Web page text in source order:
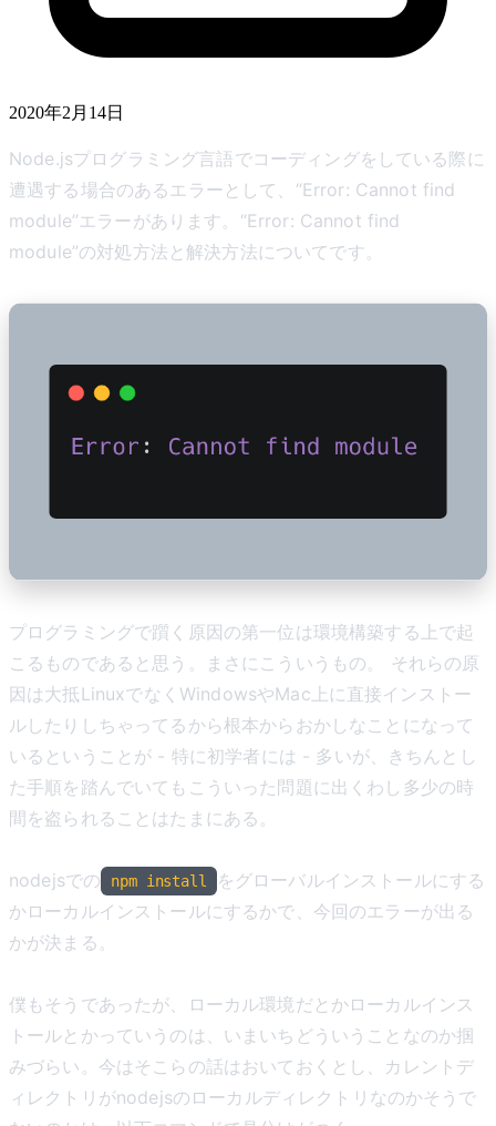
2020年2月14日
Node.jsプログラミング言語でコーディングをしている際に
遭遇する場合のあるエラーとして、“Error: Cannot find
module”エラーがあります。“Error: Cannot find
module”の対処方法と解決方法についてです。
プログラミングで躓く原因の第一位は環境構築する上で起
こるものであると思う。まさにこういうもの。 それらの原
因は大抵LinuxでなくWindowsやMac上に直接インストー
ルしたりしちゃってるから根本からおかしなことになって
いるということが - 特に初学者には - 多いが、きちんとし
た手順を踏んでいてもこういった問題に出くわし多少の時
間を盗られることはたまにある。
nodejsでの npm install
をグローバルインストールにする
かローカルインストールにするかで、今回のエラーが出る
かが決まる。
僕もそうであったが、ローカル環境だとかローカルインス
トールとかっていうのは、いまいちどういうことなのか掴
みづらい。今はそこらの話はおいておくとし、カレントデ
ィレクトリがnodejsのローカルディレクトリなのかそうで